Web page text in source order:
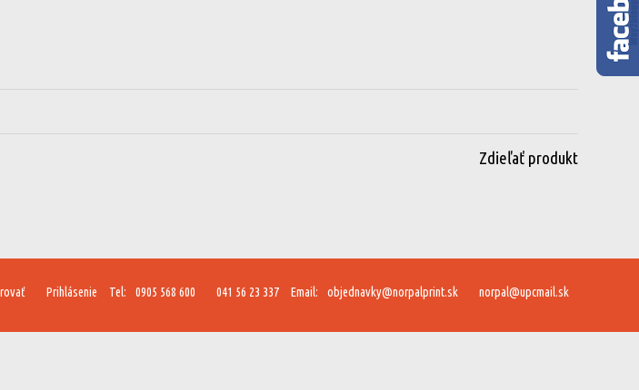
Zdieľať produkt
Prihlásenie Tel: 0905 568 600 041 56 23 337 Email: objednavky@norpalprint.sk norpal@upcmail.sk